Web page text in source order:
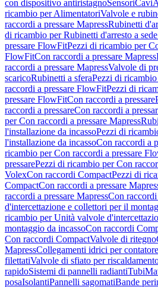
con dispositivo antiristagnoSensoriCavi
ricambio per AlimentatoriValvole e
raccordi a pressare MapressRubinetti
di ricambio per Rubinetti d'arresto a
pressare FlowFitPezzi di ricambio per
FlowFitCon raccordi a pressare Mapress
raccordi a pressare MapressValvole di
scaricoRubinetti a sferaPezzi di
raccordi a pressare FlowFitPezzi di
pressare FlowFitCon raccordi a pressare
raccordi a pressareCon raccordi a
per Con raccordi a pressare Mapress
l'installazione da incassoPezzi di
l'installazione da incassoCon raccordi a
ricambio per Con raccordi a pressare
pressarePezzi di ricambio per Con
VolexCon raccordi CompactPezzi di
CompactCon raccordi a pressare
raccordi a pressare MapressCon
d'intercettazione e collettori per il
ricambio per Unità valvole
montaggio da incassoCon raccordi
Con raccordi CompactValvole di ritegno
MapressCollegamenti idrici per
filettatiValvole di sfiato per
rapidoSistemi di pannelli radiantiTubi
posaIsolantiPannelli sagomatiBande